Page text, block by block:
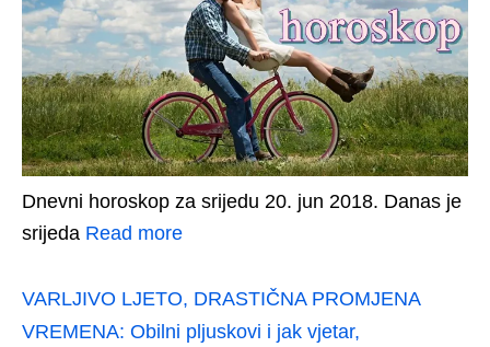
Dnevni horoskop za srijedu 20. jun 2018. Danas je
srijeda Read more
VARLJIVO LJETO, DRASTIČNA PROMJENA
VREMENA: Obilni pljuskovi i jak vjetar,